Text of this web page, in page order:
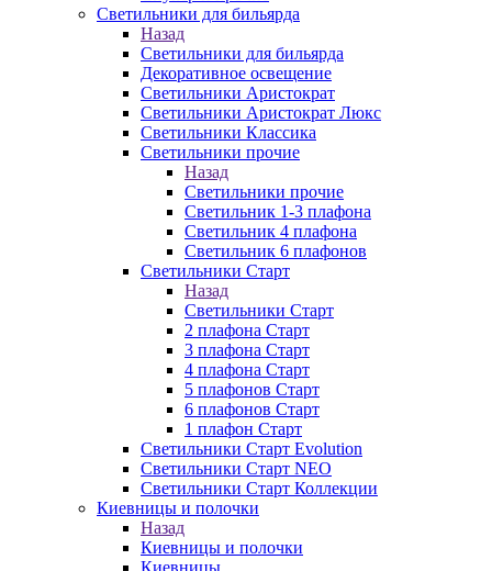
Светильники для бильярда
Назад
Светильники для бильярда
Декоративное освещение
Светильники Аристократ
Светильники Аристократ Люкс
Светильники Классика
Светильники прочие
Назад
Светильники прочие
Светильник 1-3 плафона
Светильник 4 плафона
Светильник 6 плафонов
Светильники Старт
Назад
Светильники Старт
2 плафона Старт
3 плафона Старт
4 плафона Старт
5 плафонов Старт
6 плафонов Старт
1 плафон Старт
Светильники Старт Evolution
Светильники Старт NEO
Светильники Старт Коллекции
Киевницы и полочки
Назад
Киевницы и полочки
Киевницы